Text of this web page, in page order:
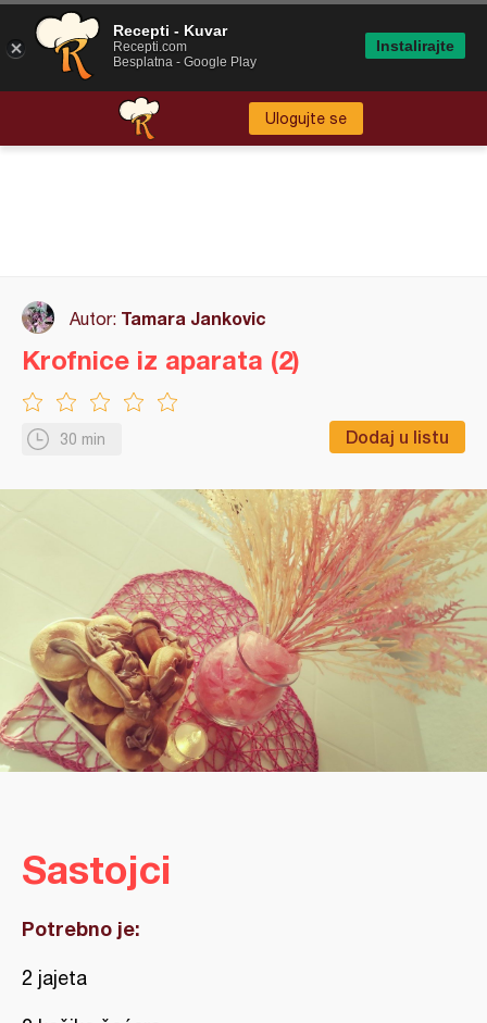
Ulogujte se
Autor: Tamara Jankovic
30 min Dodaj u listu
Krofnice iz aparata (2)
Sastojci
Potrebno je:
2 jajeta
Recepti - Kuvar
Recepti.com
Besplatna - Google Play
Instalirajte